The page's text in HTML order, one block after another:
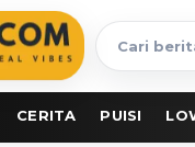
Cari
berita
CERITA PUISI